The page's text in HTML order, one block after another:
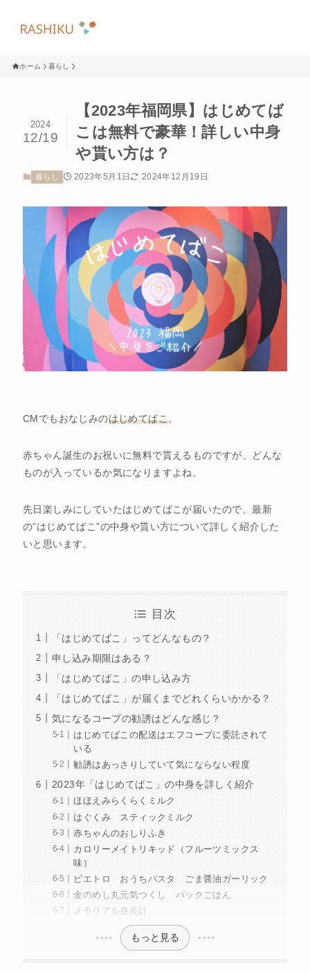
ホーム 暮らし
【2023年福岡県】はじめてば
こは無料で豪華！詳しい中身
や貰い方は？
2024
12/19
暮らし 2023年5月1日 2024年12月19日
CMでもおなじみのはじめてばこ。
赤ちゃん誕生のお祝いに無料で貰えるものですが、どんな
ものが入っているか気になりますよね。
先日楽しみにしていたはじめてばこが届いたので、最新
の”はじめてばこ”の中身や貰い方について詳しく紹介した
いと思います。
目次
「はじめてばこ」ってどんなもの？
申し込み期限はある？
「はじめてばこ」の申し込み方
「はじめてばこ」が届くまでどれくらいかかる？
気になるコープの勧誘はどんな感じ？
はじめてばこの配送はエフコープに委託されて
いる
勧誘はあっさりしていて気にならない程度
2023年「はじめてばこ」の中身を詳しく紹介
ほほえみらくらくミルク
はぐくみ スティックミルク
赤ちゃんのおしりふき
カロリーメイトリキッド（フルーツミックス
味）
ピエトロ おうちパスタ ごま醤油ガーリック
金のめし丸元気つくし パックごはん
メモリアル身長計
もっと見る